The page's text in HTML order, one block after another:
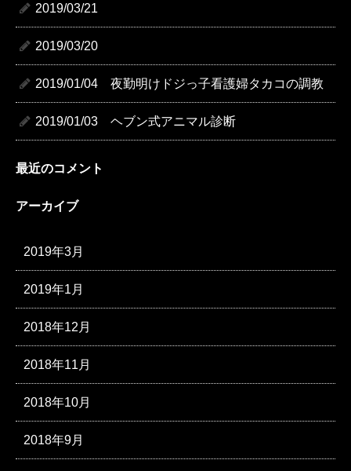
2019/03/21
2019/03/20
2019/01/04 夜勤明けドジっ子看護婦タカコの調教
2019/01/03 ヘブン式アニマル診断
最近のコメント
アーカイブ
2019年3月
2019年1月
2018年12月
2018年11月
2018年10月
2018年9月